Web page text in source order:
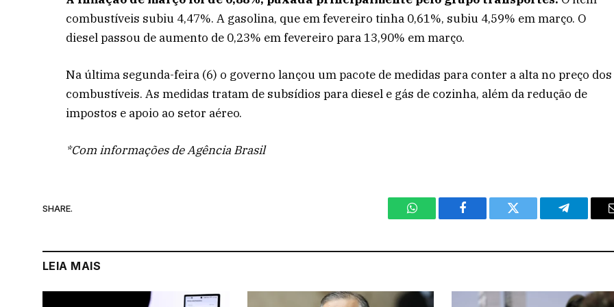
combustíveis subiu 4,47%. A gasolina, que em fevereiro tinha 0,61%, subiu 4,59% em março. O
diesel passou de aumento de 0,23% em fevereiro para 13,90% em março.
Na última segunda-feira (6) o governo lançou um pacote de medidas para conter a alta no preço dos
combustíveis. As medidas tratam de subsídios para diesel e gás de cozinha, além da redução de
impostos e apoio ao setor aéreo.
*Com informações de Agência Brasil
SHARE.
WhatsAppFacebook Twitter Telegram
LEIA MAIS